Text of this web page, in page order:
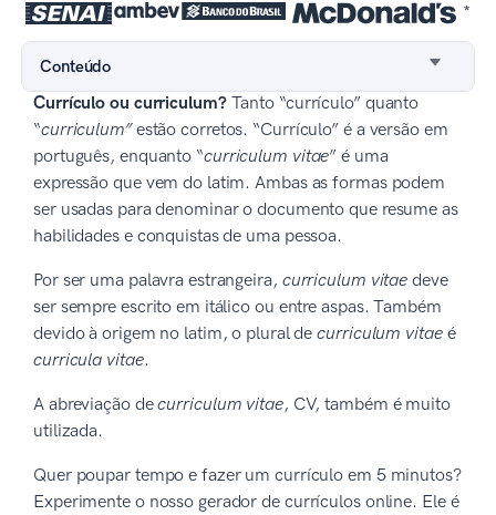
*
Conteúdo
Currículo ou curriculum? Tanto “currículo” quanto
“curriculum”estão corretos. “Currículo” é a versão em
português, enquanto “curriculum vitae” é uma
expressão que vem do latim. Ambas as formas podem
ser usadas para denominar o documento que resume as
habilidades e conquistas de uma pessoa.
Por ser uma palavra estrangeira, curriculum vitae deve
ser sempre escrito em itálico ou entre aspas. Também
devido à origem no latim, o plural decurriculum vitaeé
curricula vitae.
A abreviação decurriculum vitae, CV, também é muito
utilizada.
Quer poupar tempo e fazer um currículo em 5 minutos?
Experimente o nosso gerador de currículos online. Ele é